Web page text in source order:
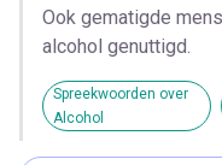
Ook gematigde
alcohol genuttigd.
Spreekwoorden over
Alcohol